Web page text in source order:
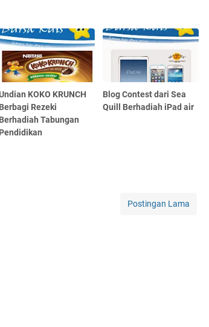
KOKO KRUNCH
Berbagi Rezeki
Berhadiah Tabungan
Pendidikan
Blog Contest dari Sea
Quill Berhadiah iPad air
Postingan Lama